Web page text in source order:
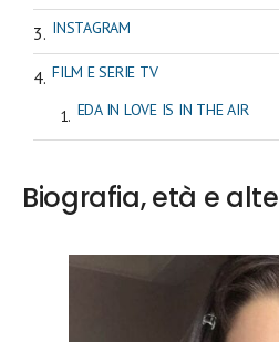
INSTAGRAM
FILM E SERIE TV
EDA IN LOVE IS IN THE AIR
Biografia, età e